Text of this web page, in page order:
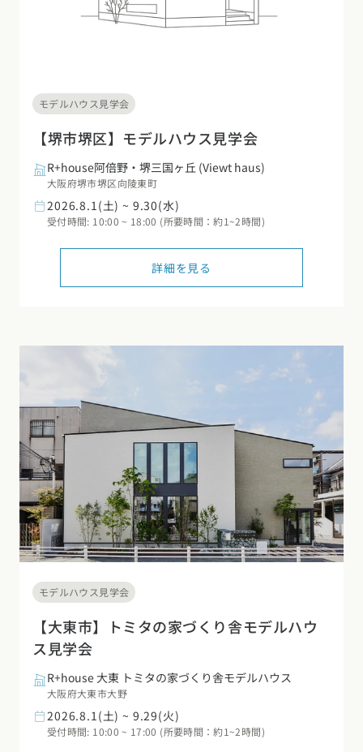
モデルハウス見学会
【堺市堺区】モデルハウス見学会
R+house阿倍野・堺三国ヶ丘 (Viewt haus)
大阪府堺市堺区向陵東町
2026.8.1(土) ~ 9.30(水)
受付時間: 10:00 ~ 18:00 (所要時間：約1~2時間)
詳細を見る
モデルハウス見学会
【大東市】トミタの家づくり舎モデルハウ
ス見学会
R+house 大東 トミタの家づくり舎モデルハウス
大阪府大東市大野
2026.8.1(土) ~ 9.29(火)
受付時間: 10:00 ~ 17:00 (所要時間：約1~2時間)